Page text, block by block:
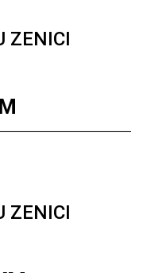
ZENICI
ZENICI